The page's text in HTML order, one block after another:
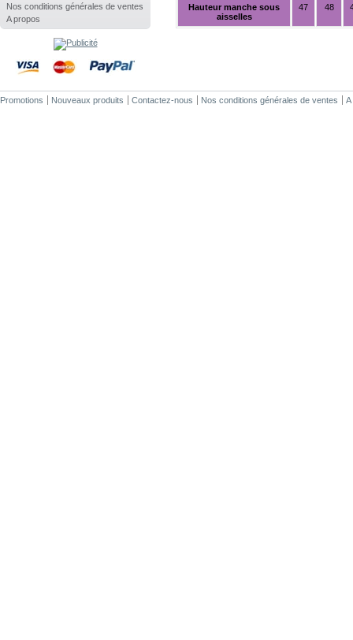
Nos conditions générales de ventes
A propos
Hauteur manche sous
aisselles
47 48
Promotions Nouveaux produits Contactez-nous Nos conditions générales de ventes A